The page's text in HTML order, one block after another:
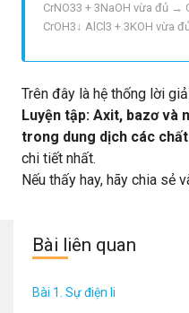
CrNO33 + 3NaOH vừa đủ →
CrOH3↓ AlCl3 + 3KOH vừa
NiOH2↓
Trên đây là hệ thống lời
Luyện tập: Axit, bazơ và
trong dung dịch các
chi tiết nhất.
Nếu thấy hay, hãy chia sẻ
Bài liên quan
Bài 1. Sự điện li